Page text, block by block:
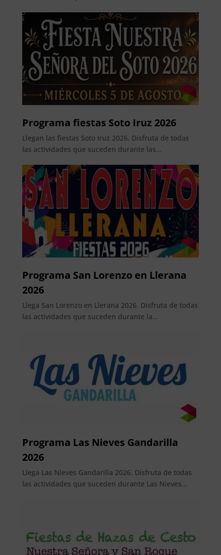
Programa fiestas Soto Iruz 2026
Llegan las fiestas Soto Iruz 2026. Disfruta de todas
las actividades que suceden durante las...
Programa San Lorenzo en Llerana
2026
Llega San Lorenzo en Llerana 2026. Disfruta de todas
las actividades que suceden durante la...
Programa Las Nieves Gandarilla
2026
Llega Las Nieves Gandarilla 2026. Disfruta de todas
las actividades que suceden durante Las Nieves...